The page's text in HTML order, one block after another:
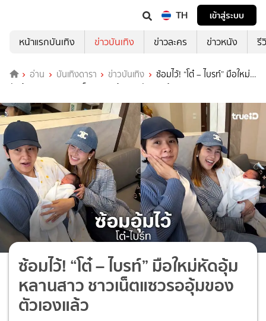
TH
เข้าสู่ระบบ
หน้าแรกบันเทิง
ข่าวบันเทิง ข่าวละคร ข่าวหนัง รี
อ่าน บันเทิงดารา ข่าวบันเทิง
ซ้อมไว้! “โต๋ – ไบรท์” มือใหม่
หัดอุ้มหลานสาว ชาวเน็ตแซวรออุ้มของตัวเองแล้ว
ซ้อมไว้! “โต๋ – ไบรท์” มือใหม่หัดอุ้ม
หลานสาว ชาวเน็ตแซวรออุ้มของ
ตัวเองแล้ว